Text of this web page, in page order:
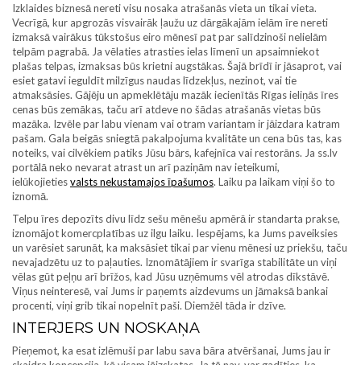
Izklaides biznesā nereti visu nosaka atrašanās vieta un tikai vieta.
Vecrīgā, kur apgrozās visvairāk ļaužu uz dārgākajām ielām īre nereti
izmaksā vairākus tūkstošus eiro mēnesī pat par salīdzinoši nelielām
telpām pagrabā. Ja vēlaties atrasties ielas līmenī un apsaimniekot
plašas telpas, izmaksas būs krietni augstākas. Šajā brīdī ir jāsaprot, vai
esiet gatavi ieguldīt milzīgus naudas līdzekļus, nezinot, vai tie
atmaksāsies. Gājēju un apmeklētāju mazāk iecienītās Rīgas ieliņās īres
cenas būs zemākas, taču arī atdeve no šādas atrašanās vietas būs
mazāka. Izvēle par labu vienam vai otram variantam ir jāizdara katram
pašam. Gala beigās sniegtā pakalpojuma kvalitāte un cena būs tas, kas
noteiks, vai cilvēkiem patiks Jūsu bārs, kafejnīca vai restorāns. Ja ss.lv
portālā neko nevarat atrast un arī paziņām nav ieteikumi,
ielūkojietiesvalsts nekustamajos īpašumos. Laiku pa laikam viņi šo to
iznomā.
Telpu īres depozīts divu līdz sešu mēnešu apmērā ir standarta prakse,
iznomājot komercplatības uz ilgu laiku. Iespējams, ka Jums paveiksies
un varēsiet sarunāt, ka maksāsiet tikai par vienu mēnesi uz priekšu, taču
nevajadzētu uz to paļauties. Iznomātājiem ir svarīga stabilitāte un viņi
vēlas gūt peļņu arī brīžos, kad Jūsu uzņēmums vēl atrodas dīkstāvē.
Viņus neinteresē, vai Jums ir paņemts aizdevums un jāmaksā bankai
procenti, viņi grib tikai nopelnīt paši. Diemžēl tāda ir dzīve.
INTERJERS UN NOSKAŅA
Pieņemot, ka esat izlēmuši par labu sava bāra atvēršanai, Jums jau ir